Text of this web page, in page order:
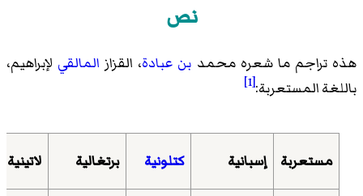
نص
هذه تراجم ما شعره محمد بن عبادة، القزاز المالقي لإبراهيم،
باللغة المستعربة:[1]
مستعربة إسبانية كتلونية برتغالية لاتينية